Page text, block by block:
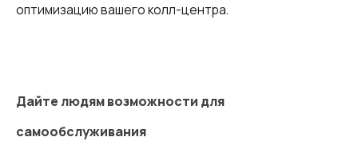
оптимизацию вашего колл-центра.
Дайте людям возможности для
самообслуживания